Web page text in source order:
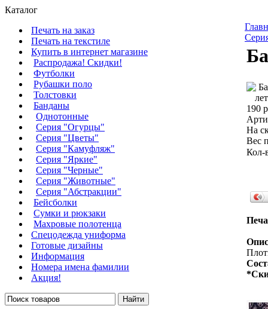
Каталог
Печать на заказ
Печать на текстиле
Купить в интернет магазине
Распродажа! Скидки!
Футболки
Рубашки поло
Толстовки
Банданы
Однотонные
Серия "Огурцы"
Серия "Цветы"
Серия "Камуфляж"
Серия "Яркие"
Серия "Черные"
Серия "Животные"
Серия "Абстракции"
Бейсболки
Сумки и рюкзаки
Махровые полотенца
Cпецодежда униформа
Готовые дизайны
Информация
Номера имена фамилии
Акция!
190
На
Вес
Кол-